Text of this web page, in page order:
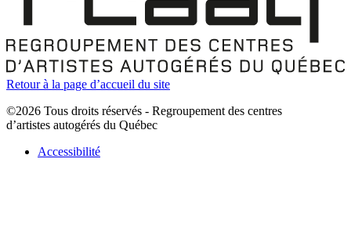
Retour à la page d’accueil du site
©2026 Tous droits réservés - Regroupement des centres
d’artistes autogérés du Québec
Accessibilité